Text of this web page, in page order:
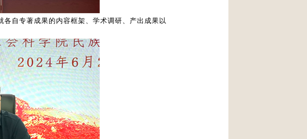
自专著成果的内容框架、学术调研、产出成果以